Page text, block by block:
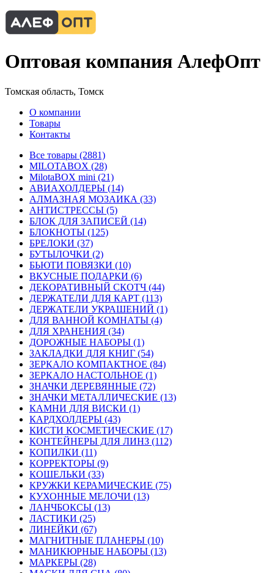
Оптовая компания АлефОпт
Томская область, Томск
О компании
Товары
Контакты
Все товары (2881)
MILOTABOX (28)
MilotaBOX mini (21)
АВИАХОЛДЕРЫ (14)
АЛМАЗНАЯ МОЗАИКА (33)
АНТИСТРЕССЫ (5)
БЛОК ДЛЯ ЗАПИСЕЙ (14)
БЛОКНОТЫ (125)
БРЕЛОКИ (37)
БУТЫЛОЧКИ (2)
БЬЮТИ ПОВЯЗКИ (10)
ВКУСНЫЕ ПОДАРКИ (6)
ДЕКОРАТИВНЫЙ СКОТЧ (44)
ДЕРЖАТЕЛИ ДЛЯ КАРТ (113)
ДЕРЖАТЕЛИ УКРАШЕНИЙ (1)
ДЛЯ ВАННОЙ КОМНАТЫ (4)
ДЛЯ ХРАНЕНИЯ (34)
ДОРОЖНЫЕ НАБОРЫ (1)
ЗАКЛАДКИ ДЛЯ КНИГ (54)
ЗЕРКАЛО КОМПАКТНОЕ (84)
ЗЕРКАЛО НАСТОЛЬНОЕ (1)
ЗНАЧКИ ДЕРЕВЯННЫЕ (72)
ЗНАЧКИ МЕТАЛЛИЧЕСКИЕ (13)
КАМНИ ДЛЯ ВИСКИ (1)
КАРДХОЛДЕРЫ (43)
КИСТИ КОСМЕТИЧЕСКИЕ (17)
КОНТЕЙНЕРЫ ДЛЯ ЛИНЗ (112)
КОПИЛКИ (11)
КОРРЕКТОРЫ (9)
КОШЕЛЬКИ (33)
КРУЖКИ КЕРАМИЧЕСКИЕ (75)
КУХОННЫЕ МЕЛОЧИ (13)
ЛАНЧБОКСЫ (13)
ЛАСТИКИ (25)
ЛИНЕЙКИ (67)
МАГНИТНЫЕ ПЛАНЕРЫ (10)
МАНИКЮРНЫЕ НАБОРЫ (13)
МАРКЕРЫ (28)